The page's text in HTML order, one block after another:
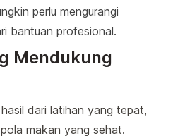
perlu mengurangi
bantuan profesional.
Mendukung
dari latihan yang tepat,
makan yang sehat.